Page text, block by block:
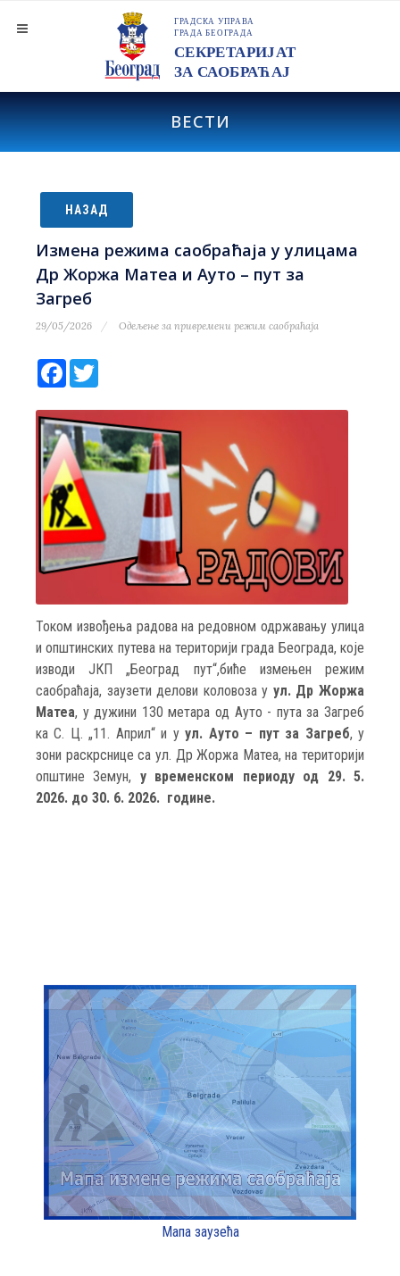
ВЕСТИ
НАЗАД
Измена режима саобраћаја у улицама
Др Жоржа Матеа и Ауто – пут за
Загреб
29/05/2026 Одељење за привремени режим саобраћаја
Facebook
Током извођења радова на редовном одржавању улица
и општинских путева на територији града Београдa, које
изводи ЈКП „Београд пут“,биће измењен режим
саобраћаја, заузети делови коловоза у ул. Др Жоржа
Матеа, у дужини 130 метара од Ауто - пута за Загреб
ка С. Ц. „11. Април“ и уул. Ауто – пут за Загреб, у
зони раскрснице са ул. Др Жоржа Матеа, на територији
општине Земун, у временском периоду од 29. 5.
2026. до 30. 6. 2026. године.
Мапа заузећа